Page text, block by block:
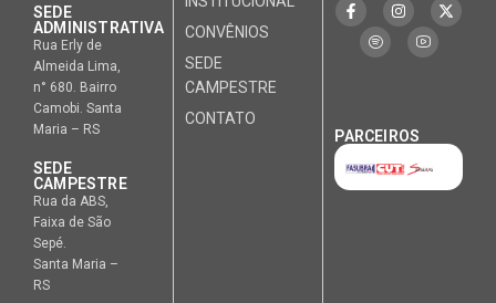
SEDE
ADMINISTRATIVA
Rua Erly de
Almeida Lima,
n° 680. Bairro
Camobi. Santa
Maria – RS
SEDE
CAMPESTRE
Rua da ABS,
Faixa de São
Sepé.
Santa Maria –
RS
CONVÊNIOS
SEDE
CAMPESTRE
CONTATO
PARCEIROS